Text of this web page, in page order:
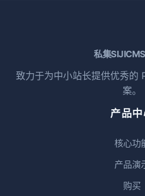
私集SIJICMS
致力于为中小站长提供优秀的
案。
产品
核心功
产品演
购买